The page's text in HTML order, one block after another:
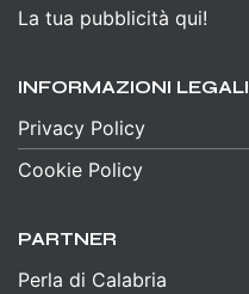
La tua pubblicità qui!
INFORMAZIONI LEGALI
Privacy Policy
Cookie Policy
PARTNER
Perla di Calabria